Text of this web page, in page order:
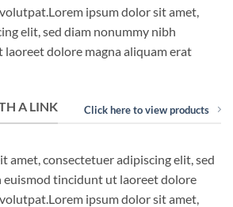
ipsum dolor sit amet,
elit, sed diam nonummy nibh
dolore magna aliquam erat
A LINK Click here to view products
amet, consectetuer adipiscing elit, sed
euismod tincidunt ut laoreet dolore
ipsum dolor sit amet,